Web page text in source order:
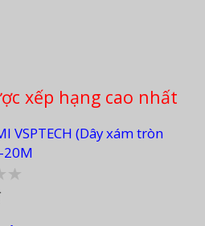
xếp hạng cao nhất
VSPTECH (Dây xám tròn
20M